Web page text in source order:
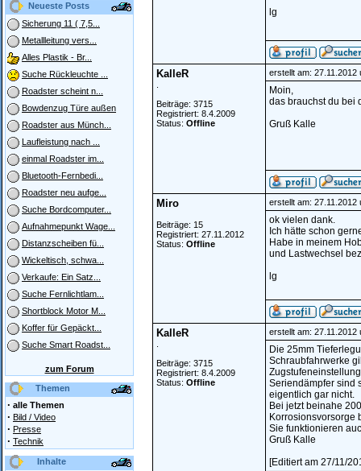
Neueste Posts
Sicherung 11 ( 7,5...
Metallleitung vers...
Alles Plastik - Br...
Suche Rückleuchte ...
Roadster scheint n...
Bowdenzug Türe außen
Roadster aus Münch...
Laufleistung nach ...
einmal Roadster im...
Bluetooth-Fernbedi...
Roadster neu aufge...
Suche Bordcomputer...
Aufnahmepunkt Wage...
Distanzscheiben fü...
Wickeltisch, schwa...
Verkaufe: Ein Satz...
Suche Fernlichtlam...
Shortblock Motor M...
Koffer für Gepäckt...
Suche Smart Roadst...
zum Forum
Themen
· alle Themen
· Bild / Video
· Presse
· Technik
Inhalte
lg
KalleR
Beiträge: 3715
Registriert: 8.4.2009
Status: Offline
erstellt am: 27.11.2012
Moin,
das brauchst du bei
Gruß Kalle
Miro
Beiträge: 15
Registriert: 27.11.2012
Status: Offline
erstellt am: 27.11.2012
ok vielen dank.
Ich hätte schon
Habe in meinem
und Lastwechsel
lg
KalleR
Beiträge: 3715
Registriert: 8.4.2009
Status: Offline
erstellt am: 27.11.2012
Die 25mm
Schraubfahrwerke
Seriendämpfer sind
eigentlich gar nicht.
Bei jetzt beinahe
Korrosionsvorsorge
Sie funktionieren
Gruß Kalle
[Editiert am 27/11/